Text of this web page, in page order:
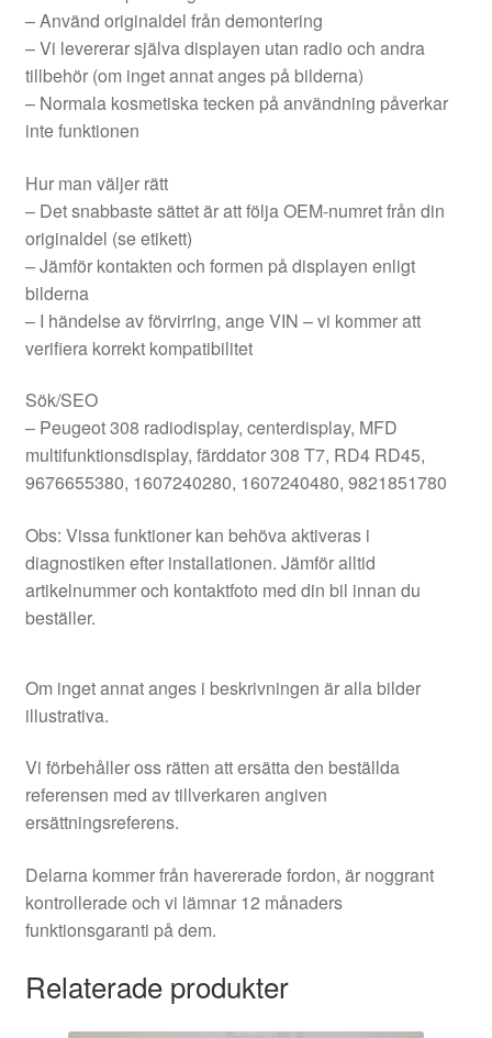
– Använd originaldel från demontering
– Vi levererar själva displayen utan radio och andra
tillbehör (om inget annat anges på bilderna)
– Normala kosmetiska tecken på användning påverkar
inte funktionen
Hur man väljer rätt
– Det snabbaste sättet är att följa OEM-numret från din
originaldel (se etikett)
– Jämför kontakten och formen på displayen enligt
bilderna
– I händelse av förvirring, ange VIN – vi kommer att
verifiera korrekt kompatibilitet
Sök/SEO
– Peugeot 308 radiodisplay, centerdisplay, MFD
multifunktionsdisplay, färddator 308 T7, RD4 RD45,
9676655380, 1607240280, 1607240480, 9821851780
Obs: Vissa funktioner kan behöva aktiveras i
diagnostiken efter installationen. Jämför alltid
artikelnummer och kontaktfoto med din bil innan du
beställer.
Om inget annat anges i beskrivningen är alla bilder
illustrativa.
Vi förbehåller oss rätten att ersätta den beställda
referensen med av tillverkaren angiven
ersättningsreferens.
Delarna kommer från havererade fordon, är noggrant
kontrollerade och vi lämnar 12 månaders
funktionsgaranti på dem.
Relaterade produkter